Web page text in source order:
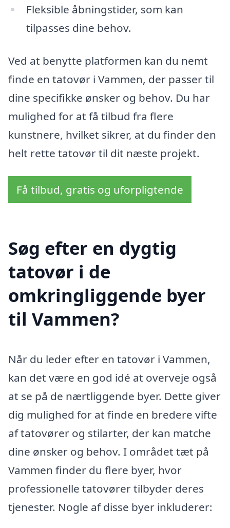
Fleksible åbningstider, som kan
tilpasses dine behov.
Ved at benytte platformen kan du nemt
finde en tatovør i Vammen, der passer til
dine specifikke ønsker og behov. Du har
mulighed for at få tilbud fra flere
kunstnere, hvilket sikrer, at du finder den
helt rette tatovør til dit næste projekt.
Få tilbud, gratis og uforpligtende
Søg efter en dygtig
tatovør i de
omkringliggende byer
til Vammen?
Når du leder efter en tatovør i Vammen,
kan det være en god idé at overveje også
at se på de nærtliggende byer. Dette giver
dig mulighed for at finde en bredere vifte
af tatovører og stilarter, der kan matche
dine ønsker og behov. I området tæt på
Vammen finder du flere byer, hvor
professionelle tatovører tilbyder deres
tjenester. Nogle af disse byer inkluderer: